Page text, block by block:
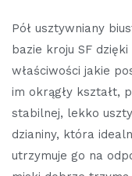
Pół usztywniany
bazie kroju SF
właściwości jakie
im okrągły kształt,
stabilnej, lekko
dzianiny, która
utrzymuje go na